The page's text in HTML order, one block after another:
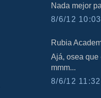
Nada mejor
8/6/12
Rubia
Ajá, osea que
mmm...
8/6/12